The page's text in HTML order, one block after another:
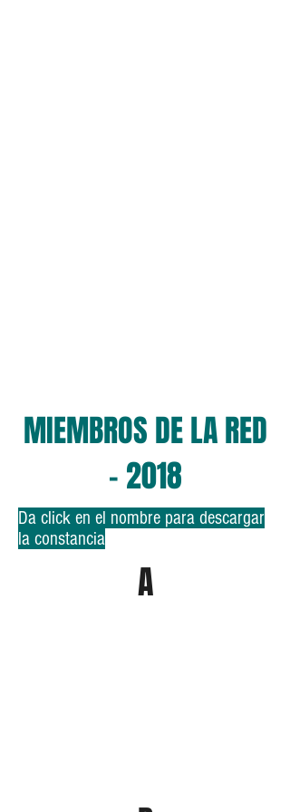
MIEMBROS DE LA RED
- 2018
Da click en el nombre para descargar
la constancia
A